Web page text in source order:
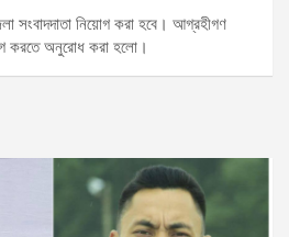
সংবাদদাতা নিয়োগ করা হবে। আগ্রহীগণ
করতে অনুরোধ করা হলো।